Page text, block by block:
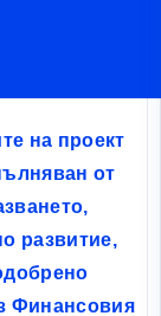
на проект
от
развитие,
Финансовия